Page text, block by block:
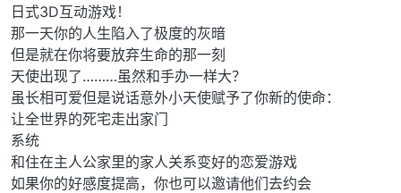
日式3D互动游戏！
那一天你的人生陷入了极度的灰暗
但是就在你将要放弃生命的那一刻
天使出现了………虽然和手办一样大？
虽长相可爱但是说话意外小天使赋予了你新的使命：
让全世界的死宅走出家门
系统
和住在主人公家里的家人关系变好的恋爱游戏
如果你的好感度提高，你也可以邀请他们去约会